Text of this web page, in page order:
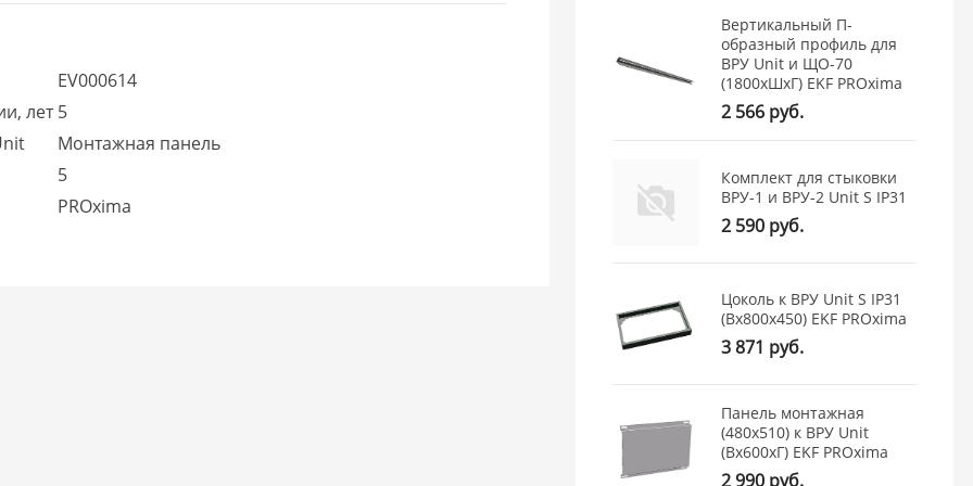
EV000614
лет 5
Монтажная панель
5
PROxima
Вертикальный П-
образный профиль для
ВРУ Unit и ЩО-70
(1800хШхГ) EKF PROxima
2 566 руб.
Комплект для стыковки
ВРУ-1 и ВРУ-2 Unit S IP31
2 590 руб.
Цоколь к ВРУ Unit S IP31
(Вх800х450) EKF PROxima
3 871 руб.
Панель монтажная
(480x510) к ВРУ Unit
(Вх600хГ) EKF PROxima
2 990 руб.